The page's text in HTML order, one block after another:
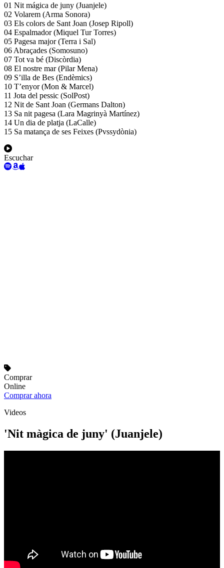
01 Nit mágica de juny (Juanjele)
02 Volarem (Arma Sonora)
03 Els colors de Sant Joan (Josep Ripoll)
04 Espalmador (Miquel Tur Torres)
05 Pagesa major (Terra i Sal)
06 Abraçades (Somosuno)
07 Tot va bé (Discòrdia)
08 El nostre mar (Pilar Mena)
09 S’illa de Bes (Endèmics)
10 T’enyor (Mon & Marcel)
11 Jota del pessic (SolPost)
12 Nit de Sant Joan (Germans Dalton)
13 Sa nit pagesa (Lara Magrinyà Martínez)
14 Un dia de platja (LaCalle)
15 Sa matança de ses Feixes (Pvssydònia)
Escuchar
Comprar
Online
Comprar ahora
Videos
'Nit màgica de juny' (Juanjele)